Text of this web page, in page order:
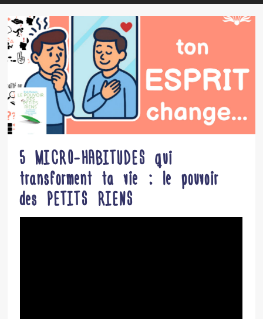
5 MICRO-HABITUDES qui
transforment ta vie : le pouvoir
des PETITS RIENS